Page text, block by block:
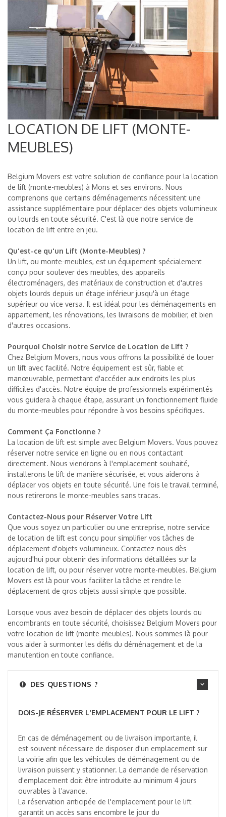
LOCATION DE LIFT (MONTE-
MEUBLES)
Belgium Movers est votre solution de confiance pour la location
de lift (monte-meubles) à Mons et ses environs. Nous
comprenons que certains déménagements nécessitent une
assistance supplémentaire pour déplacer des objets volumineux
ou lourds en toute sécurité. C'est là que notre service de
location de lift entre en jeu.
Qu'est-ce qu'un Lift (Monte-Meubles) ?
Un lift, ou monte-meubles, est un équipement spécialement
conçu pour soulever des meubles, des appareils
électroménagers, des matériaux de construction et d'autres
objets lourds depuis un étage inférieur jusqu'à un étage
supérieur ou vice versa. Il est idéal pour les déménagements en
appartement, les rénovations, les livraisons de mobilier, et bien
d'autres occasions.
Pourquoi Choisir notre Service de Location de Lift ?
Chez Belgium Movers, nous vous offrons la possibilité de louer
un lift avec facilité. Notre équipement est sûr, fiable et
manœuvrable, permettant d'accéder aux endroits les plus
difficiles d'accès. Notre équipe de professionnels expérimentés
vous guidera à chaque étape, assurant un fonctionnement fluide
du monte-meubles pour répondre à vos besoins spécifiques.
Comment Ça Fonctionne ?
La location de lift est simple avec Belgium Movers. Vous pouvez
réserver notre service en ligne ou en nous contactant
directement. Nous viendrons à l'emplacement souhaité,
installerons le lift de manière sécurisée, et vous aiderons à
déplacer vos objets en toute sécurité. Une fois le travail terminé,
nous retirerons le monte-meubles sans tracas.
Contactez-Nous pour Réserver Votre Lift
Que vous soyez un particulier ou une entreprise, notre service
de location de lift est conçu pour simplifier vos tâches de
déplacement d'objets volumineux. Contactez-nous dès
aujourd'hui pour obtenir des informations détaillées sur la
location de lift, ou pour réserver votre monte-meubles. Belgium
Movers est là pour vous faciliter la tâche et rendre le
déplacement de gros objets aussi simple que possible.
Lorsque vous avez besoin de déplacer des objets lourds ou
encombrants en toute sécurité, choisissez Belgium Movers pour
votre location de lift (monte-meubles). Nous sommes là pour
vous aider à surmonter les défis du déménagement et de la
manutention en toute confiance.
DES QUESTIONS ?
DOIS-JE RÉSERVER L'EMPLACEMENT POUR LE LIFT ?
En cas de déménagement ou de livraison importante, il
est souvent nécessaire de disposer d'un emplacement sur
la voirie afin que les véhicules de déménagement ou de
livraison puissent y stationner. La demande de réservation
d'emplacement doit être introduite au minimum 4 jours
ouvrables à l’avance.
La réservation anticipée de l'emplacement pour le lift
garantit un accès sans encombre le jour du